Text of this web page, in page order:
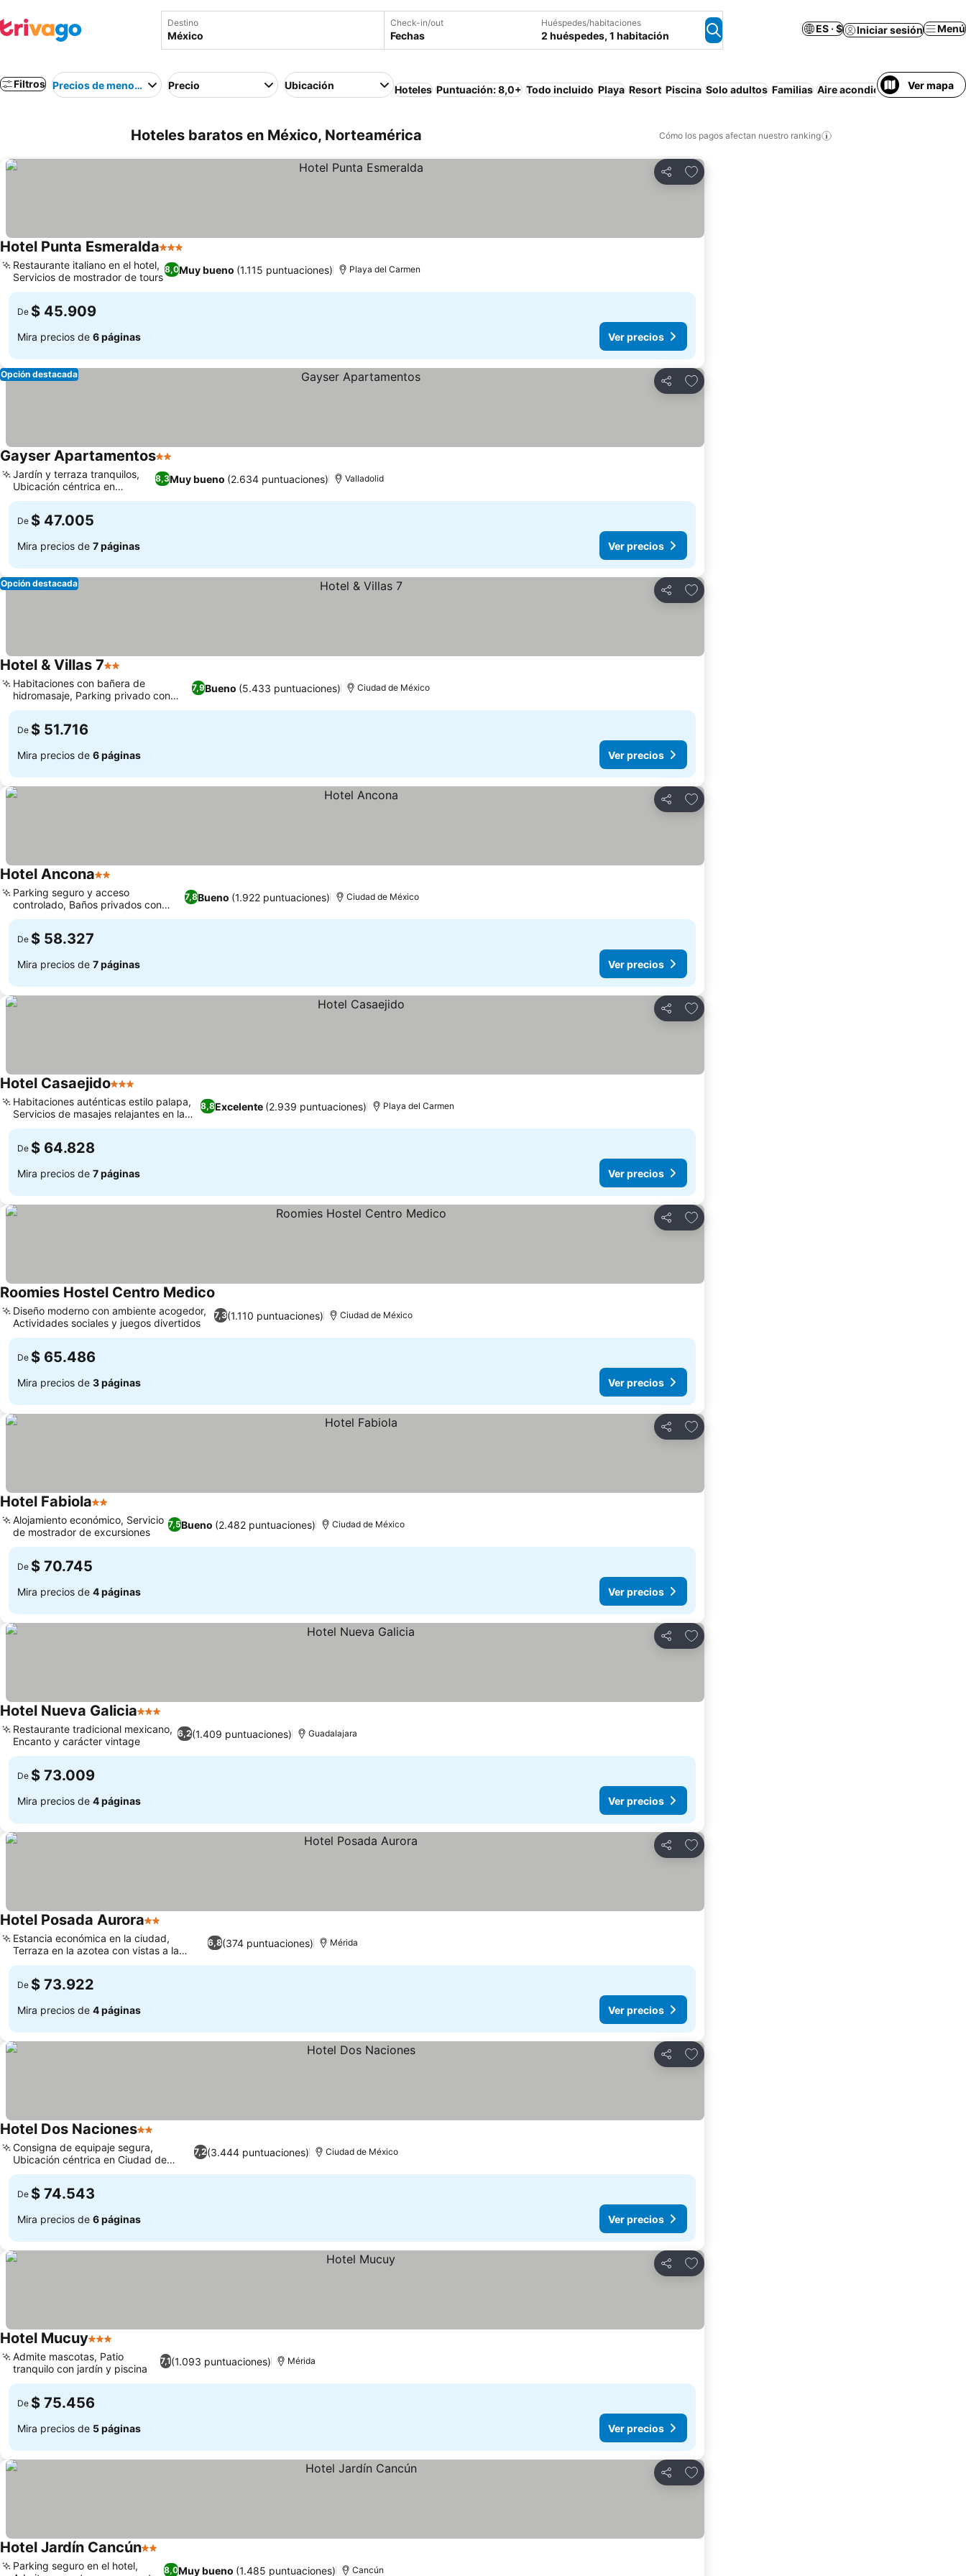
Destino Check-in/out
Fechas
Huéspedes/habitaciones
2 huéspedes, 1 habitación
ES · $ Iniciar sesión Menú
Filtros Precios de menor a mayorPrecio Ubicación Hoteles Puntuación: 8,0+ Todo incluido Playa Resort Piscina Solo adultos Familias Aire acondicionado Wifi
Ver mapa
Hoteles baratos en México, Norteamérica Cómo los pagos afectan nuestro ranking
Compartir
Agregar a favoritos
Hotel Punta Esmeralda3 Estrellas
8,0Muy bueno (1.115 puntuaciones)
Restaurante italiano en el hotel,
Servicios de mostrador de tours
Playa del Carmen
De $ 45.909
Mira precios de 6 páginas Ver precios
Compartir
Agregar a favoritos
Opción destacada
Gayser Apartamentos2 Estrellas
8,3Muy bueno (2.634 puntuaciones)
Jardín y terraza tranquilos,
Ubicación céntrica en
Valladolid
Valladolid
De $ 47.005
Mira precios de 7 páginas Ver precios
Compartir
Agregar a favoritos
Opción destacada
Hotel & Villas 72 Estrellas
7,9Bueno (5.433 puntuaciones)
Habitaciones con bañera de
hidromasaje, Parking privado con
patio cerrado
Ciudad de México
De $ 51.716
Mira precios de 6 páginas Ver precios
Compartir
Agregar a favoritos
Hotel Ancona2 Estrellas
7,8Bueno (1.922 puntuaciones)
Parking seguro y acceso
controlado, Baños privados con
agua caliente
Ciudad de México
De $ 58.327
Mira precios de 7 páginas Ver precios
Compartir
Agregar a favoritos
Hotel Casaejido3 Estrellas
8,8Excelente (2.939 puntuaciones)
Habitaciones auténticas estilo palapa,
Servicios de masajes relajantes en la
habitación
Playa del Carmen
De $ 64.828
Mira precios de 7 páginas Ver precios
Compartir
Agregar a favoritos
Roomies Hostel Centro Medico
7,3(1.110 puntuaciones)
Diseño moderno con ambiente acogedor,
Actividades sociales y juegos divertidos
Ciudad de México
De $ 65.486
Mira precios de 3 páginas Ver precios
Compartir
Agregar a favoritos
Hotel Fabiola2 Estrellas
7,5Bueno (2.482 puntuaciones)
Alojamiento económico, Servicio
de mostrador de excursiones
Ciudad de México
De $ 70.745
Mira precios de 4 páginas Ver precios
Compartir
Agregar a favoritos
Hotel Nueva Galicia3 Estrellas
6,2(1.409 puntuaciones)
Restaurante tradicional mexicano,
Encanto y carácter vintage
Guadalajara
De $ 73.009
Mira precios de 4 páginas Ver precios
Compartir
Agregar a favoritos
Hotel Posada Aurora2 Estrellas
6,8(374 puntuaciones)
Estancia económica en la ciudad,
Terraza en la azotea con vistas a la
ciudad
Mérida
De $ 73.922
Mira precios de 4 páginas Ver precios
Compartir
Agregar a favoritos
Hotel Dos Naciones2 Estrellas
7,2(3.444 puntuaciones)
Consigna de equipaje segura,
Ubicación céntrica en Ciudad de
México
Ciudad de México
De $ 74.543
Mira precios de 6 páginas Ver precios
Compartir
Agregar a favoritos
Hotel Mucuy3 Estrellas
7,1(1.093 puntuaciones)
Admite mascotas, Patio
tranquilo con jardín y piscina
Mérida
De $ 75.456
Mira precios de 5 páginas Ver precios
Compartir
Agregar a favoritos
Hotel Jardín Cancún2 Estrellas
8,0Muy bueno (1.485 puntuaciones)
Parking seguro en el hotel,
Cancún